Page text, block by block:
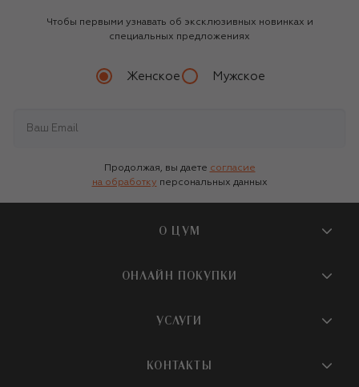
Чтобы первыми узнавать об эксклюзивных новинках и
специальных предложениях
Женское Мужское
Продолжая, вы даете согласие
на обработку персональных данных
О ЦУМ
О магазине
Бутики и ПВЗ ЦУМ
ОНЛАЙН ПОКУПКИ
Доставка
УСЛУГИ
КОНТАКТЫ